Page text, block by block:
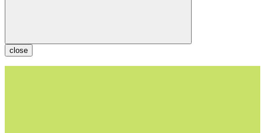
close